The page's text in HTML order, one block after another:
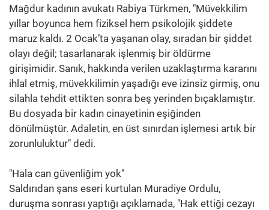
Mağdur kadının avukatı Rabiya Türkmen, "Müvekkilim
yıllar boyunca hem fiziksel hem psikolojik şiddete
maruz kaldı. 2 Ocak’ta yaşanan olay, sıradan bir şiddet
olayı değil; tasarlanarak işlenmiş bir öldürme
girişimidir. Sanık, hakkında verilen uzaklaştırma kararını
ihlal etmiş, müvekkilimin yaşadığı eve izinsiz girmiş, onu
silahla tehdit ettikten sonra beş yerinden bıçaklamıştır.
Bu dosyada bir kadın cinayetinin eşiğinden
dönülmüştür. Adaletin, en üst sınırdan işlemesi artık bir
zorunluluktur" dedi.
"Hala can güvenliğim yok"
Saldırıdan şans eseri kurtulan Muradiye Ordulu,
duruşma sonrası yaptığı açıklamada, "Hak ettiği cezayı